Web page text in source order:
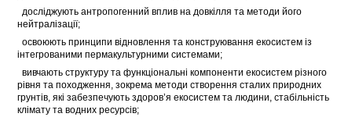
 досліджують антропогенний вплив на довкілля та методи його
нейтралізації;
 освоюють принципи відновлення та конструювання екосистем із
інтегрованими пермакультурними системами;
 вивчають структуру та функціональні компоненти екосистем різного
рівня та походження, зокрема методи створення сталих природних
грунтів, які забезпечують здоров’я екосистем та людини, стабільність
клімату та водних ресурсів;